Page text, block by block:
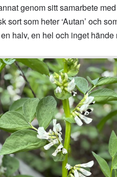
genom sitt samarbete
som heter ‘Autan’ och
halv, en hel och inget